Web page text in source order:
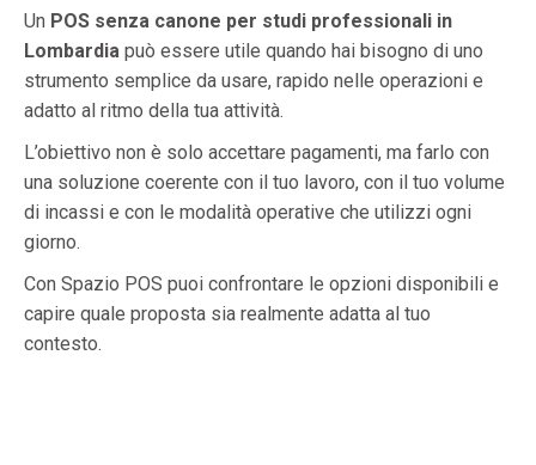
Un POS senza canone per studi professionali in
Lombardia può essere utile quando hai bisogno di uno
strumento semplice da usare, rapido nelle operazioni e
adatto al ritmo della tua attività.
L’obiettivo non è solo accettare pagamenti, ma farlo con
una soluzione coerente con il tuo lavoro, con il tuo volume
di incassi e con le modalità operative che utilizzi ogni
giorno.
Con Spazio POS puoi confrontare le opzioni disponibili e
capire quale proposta sia realmente adatta al tuo
contesto.